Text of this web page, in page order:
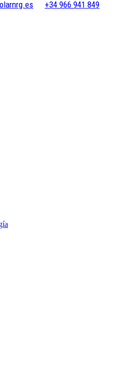
+34 966 941 849